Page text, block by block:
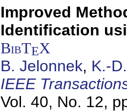
Improved
Identification
BibTEX
B. Jelonnek, K.-
IEEE
Vol. 40, No. 12,